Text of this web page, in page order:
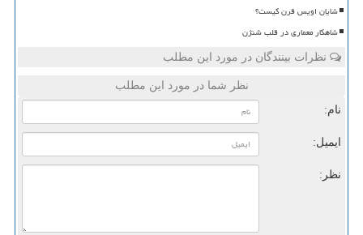
شایان اویس قرن کیست؟
شاهکار معماری در قلب شنژن
نظرات بینندگان در مورد این مطلب
نظر شما در مورد این مطلب
نام:
ایمیل:
نظر: